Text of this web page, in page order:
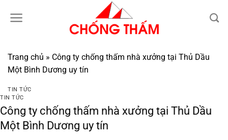
qua
Trang chủ » Công ty chống thấm nhà xưởng tại Thủ Dầu
Một Bình Dương uy tín
TIN TỨC
TIN TỨC
Công ty chống thấm nhà xưởng tại Thủ Dầu
Một Bình Dương uy tín